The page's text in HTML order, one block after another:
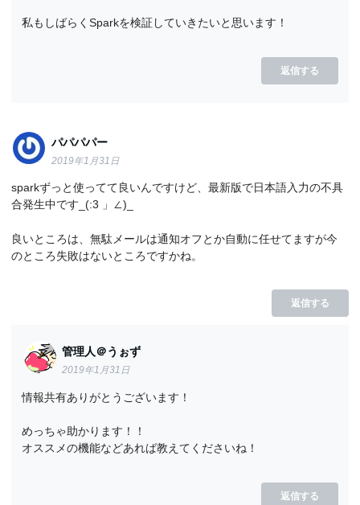
私もしばらくSparkを検証していきたいと思います！
返信する
パパパパー
2019年1月31日
sparkずっと使ってて良いんですけど、最新版で日本語入力の不具
合発生中です_(:3 」∠)_
良いところは、無駄メールは通知オフとか自動に任せてますが今
のところ失敗はないところですかね。
返信する
管理人＠うぉず
2019年1月31日
情報共有ありがとうございます！
めっちゃ助かります！！
オススメの機能などあれば教えてくださいね！
返信する